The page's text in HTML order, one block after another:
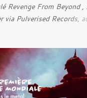
Revenge From Beyond ,
via Pulverised Records,
Santi et l'artwork a été
Lahtinen. Tracklist: 01.
The Eternal Embrace 03.
04. Rebellion